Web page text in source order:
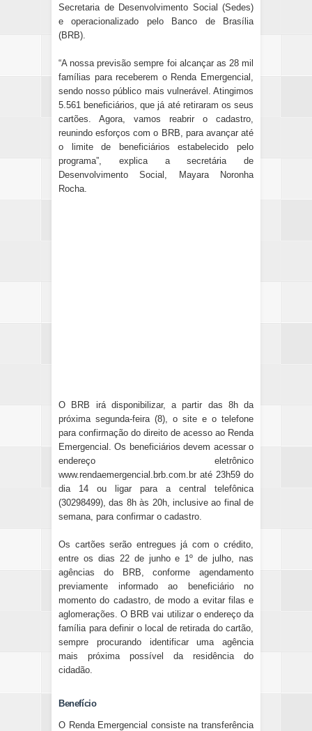
Secretaria de Desenvolvimento Social (Sedes)
e operacionalizado pelo Banco de Brasília
(BRB).
“A nossa previsão sempre foi alcançar as 28 mil
famílias para receberem o Renda Emergencial,
sendo nosso público mais vulnerável. Atingimos
5.561 beneficiários, que já até retiraram os seus
cartões. Agora, vamos reabrir o cadastro,
reunindo esforços com o BRB, para avançar até
o limite de beneficiários estabelecido pelo
programa”, explica a secretária de
Desenvolvimento Social, Mayara Noronha
Rocha.
O BRB irá disponibilizar, a partir das 8h da
próxima segunda-feira (8), o site e o telefone
para confirmação do direito de acesso ao Renda
Emergencial. Os beneficiários devem acessar o
endereço eletrônico
www.rendaemergencial.brb.com.br até 23h59 do
dia 14 ou ligar para a central telefônica
(30298499), das 8h às 20h, inclusive ao final de
semana, para confirmar o cadastro.
Os cartões serão entregues já com o crédito,
entre os dias 22 de junho e 1º de julho, nas
agências do BRB, conforme agendamento
previamente informado ao beneficiário no
momento do cadastro, de modo a evitar filas e
aglomerações. O BRB vai utilizar o endereço da
família para definir o local de retirada do cartão,
sempre procurando identificar uma agência
mais próxima possível da residência do
cidadão.
Benefício
O Renda Emergencial consiste na transferência